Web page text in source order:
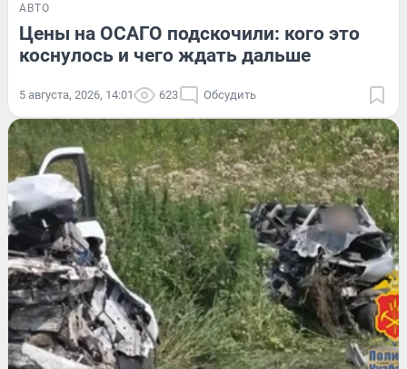
АВТО
Цены на ОСАГО подскочили: кого это
коснулось и чего ждать дальше
5 августа, 2026, 14:01 623 Обсудить